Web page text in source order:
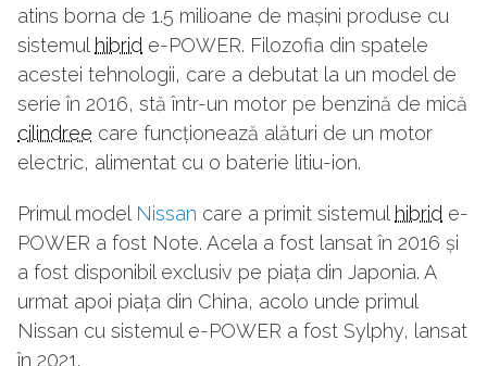
atins borna de 1.5 milioane de mașini produse cu
sistemul hibrid e-POWER. Filozofia din spatele
acestei tehnologii, care a debutat la un model de
serie în 2016, stă într-un motor pe benzină de mică
cilindree care funcționează alături de un motor
electric, alimentat cu o baterie litiu-ion.
Primul model Nissan care a primit sistemul hibrid e-
POWER a fost Note. Acela a fost lansat în 2016 și
a fost disponibil exclusiv pe piața din Japonia. A
urmat apoi piața din China, acolo unde primul
Nissan cu sistemul e-POWER a fost Sylphy, lansat
în 2021.